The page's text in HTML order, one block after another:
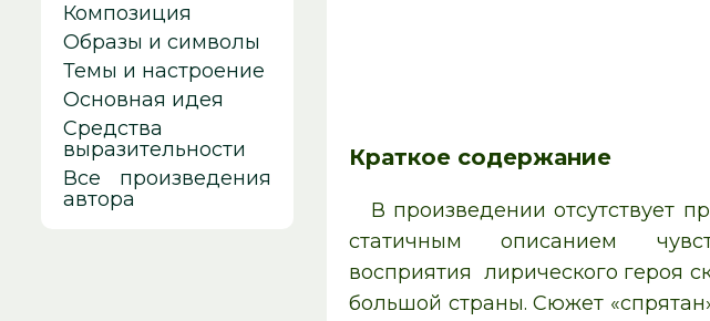
Краткое содержание
В произведении отсутствует
статичным описанием
восприятия лирического героя
большой страны. Сюжет
Композиция
Образы и символы
Темы и настроение
Основная идея
Средства
выразительности
Все произведения
автора